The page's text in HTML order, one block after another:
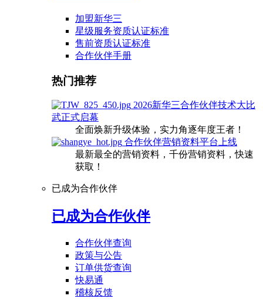
加盟新华三
星级服务资质认证标准
售前资质认证标准
合作伙伴手册
热门推荐
2026新华三合作伙伴技术大比
武正式启幕
全面焕新升级体验，实力角逐年度王者！
合作伙伴营销资料平台上线
最新最全的营销资料，千份营销资料，快速
获取！
已成为合作伙伴
已成为合作伙伴
合作伙伴查询
政策与公告
订单供货查询
快易通
稽核反馈